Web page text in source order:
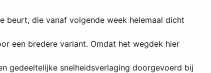
beurt, die vanaf volgende week helemaal dicht
een bredere variant. Omdat het wegdek hier
gedeeltelijke snelheidsverlaging doorgevoerd bij